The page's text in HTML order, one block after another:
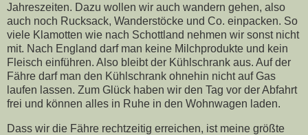
Jahreszeiten. Dazu wollen wir auch wandern gehen, also
auch noch Rucksack, Wanderstöcke und Co. einpacken. So
viele Klamotten wie nach Schottland nehmen wir sonst nicht
mit. Nach England darf man keine Milchprodukte und kein
Fleisch einführen. Also bleibt der Kühlschrank aus. Auf der
Fähre darf man den Kühlschrank ohnehin nicht auf Gas
laufen lassen. Zum Glück haben wir den Tag vor der Abfahrt
frei und können alles in Ruhe in den Wohnwagen laden.
Dass wir die Fähre rechtzeitig erreichen, ist meine größte